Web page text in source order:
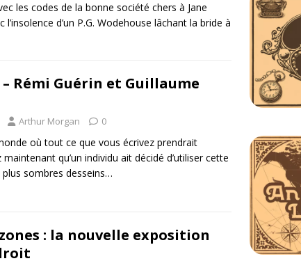
les codes de la bonne société chers à Jane
l’insolence d’un P.G. Wodehouse lâchant la bride à
Rémi Guérin et Guillaume
Arthur Morgan 0
où tout ce que vous écrivez prendrait
qu’un individu ait décidé d’utiliser cette
sombres desseins…
: la nouvelle exposition